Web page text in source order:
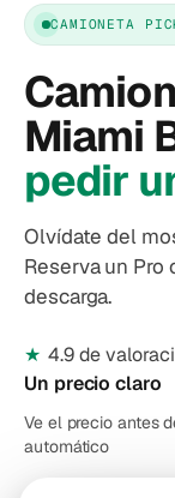
CAMIONETA
Miami
pedir
Olvídate del
Reserva un
descarga.
★ 4.9 de
Un precio claro
Ve el precio antes
automático